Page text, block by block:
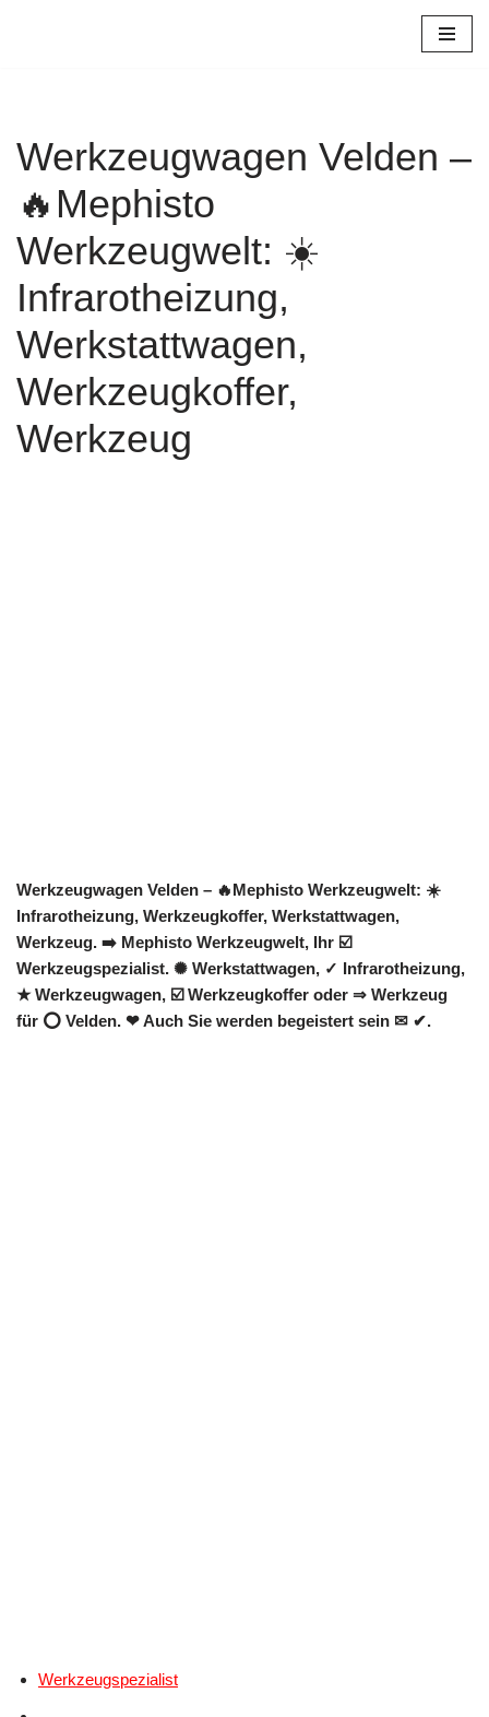
Werkzeugwagen Velden –
🔥Mephisto
Werkzeugwelt: ☀️
Infrarotheizung,
Werkstattwagen,
Werkzeugkoffer,
Werkzeug
Werkzeugwagen Velden – 🔥Mephisto Werkzeugwelt: ☀️
Infrarotheizung, Werkzeugkoffer, Werkstattwagen,
Werkzeug. ➡️ Mephisto Werkzeugwelt, Ihr ☑️
Werkzeugspezialist. ✺ Werkstattwagen, ✓ Infrarotheizung,
★ Werkzeugwagen, ☑️ Werkzeugkoffer oder ⇒ Werkzeug
für ⭕ Velden. ❤ Auch Sie werden begeistert sein ✉ ✔.
Werkzeugspezialist